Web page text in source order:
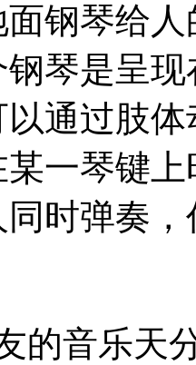
钢琴给
琴是呈
通过肢
一琴键
时弹奏
的音乐天